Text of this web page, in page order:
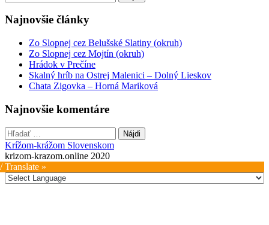
Najnovšie články
Zo Slopnej cez Belušské Slatiny (okruh)
Zo Slopnej cez Mojtín (okruh)
Hrádok v Prečíne
Skalný hríb na Ostrej Malenici – Dolný Lieskov
Chata Zigovka – Horná Mariková
Najnovšie komentáre
Hľadať:
Krížom-krážom Slovenskom
krizom-krazom.online 2020
Translate »